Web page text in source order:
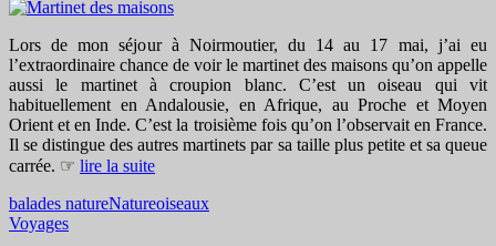
Lors de mon séjour à Noirmoutier, du 14 au 17 mai, j’ai eu
l’extraordinaire chance de voir le martinet des maisons qu’on appelle
aussi le martinet à croupion blanc. C’est un oiseau qui vit
habituellement en Andalousie, en Afrique, au Proche et Moyen
Orient et en Inde. C’est la troisième fois qu’on l’observait en France.
Il se distingue des autres martinets par sa taille plus petite et sa queue
carrée. ☞ lire la suite
balades natureNatureoiseaux
Voyages